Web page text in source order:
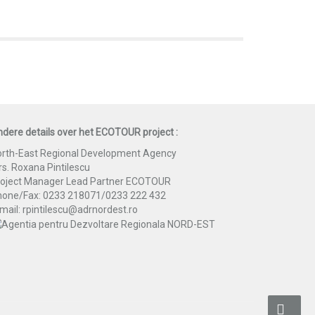
details over het ECOTOUR project :
East Regional Development Agency
Roxana Pintilescu
Manager Lead Partner ECOTOUR
Fax: 0233 218071/0233 222 432
rpintilescu@adrnordest.ro